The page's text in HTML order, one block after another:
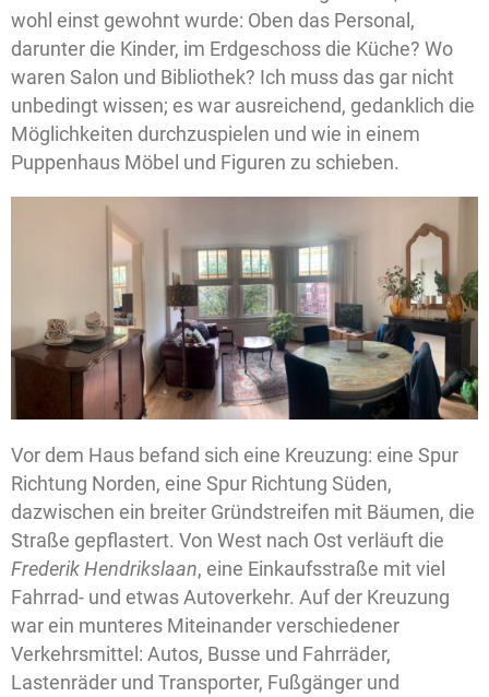
wohl einst gewohnt wurde: Oben das Personal,
darunter die Kinder, im Erdgeschoss die Küche? Wo
waren Salon und Bibliothek? Ich muss das gar nicht
unbedingt wissen; es war ausreichend, gedanklich die
Möglichkeiten durchzuspielen und wie in einem
Puppenhaus Möbel und Figuren zu schieben.
Vor dem Haus befand sich eine Kreuzung: eine Spur
Richtung Norden, eine Spur Richtung Süden,
dazwischen ein breiter Gründstreifen mit Bäumen, die
Straße gepflastert. Von West nach Ost verläuft die
Frederik Hendrikslaan, eine Einkaufsstraße mit viel
Fahrrad- und etwas Autoverkehr. Auf der Kreuzung
war ein munteres Miteinander verschiedener
Verkehrsmittel: Autos, Busse und Fahrräder,
Lastenräder und Transporter, Fußgänger und